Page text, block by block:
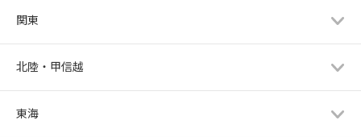
関東
北陸・甲信越
東海